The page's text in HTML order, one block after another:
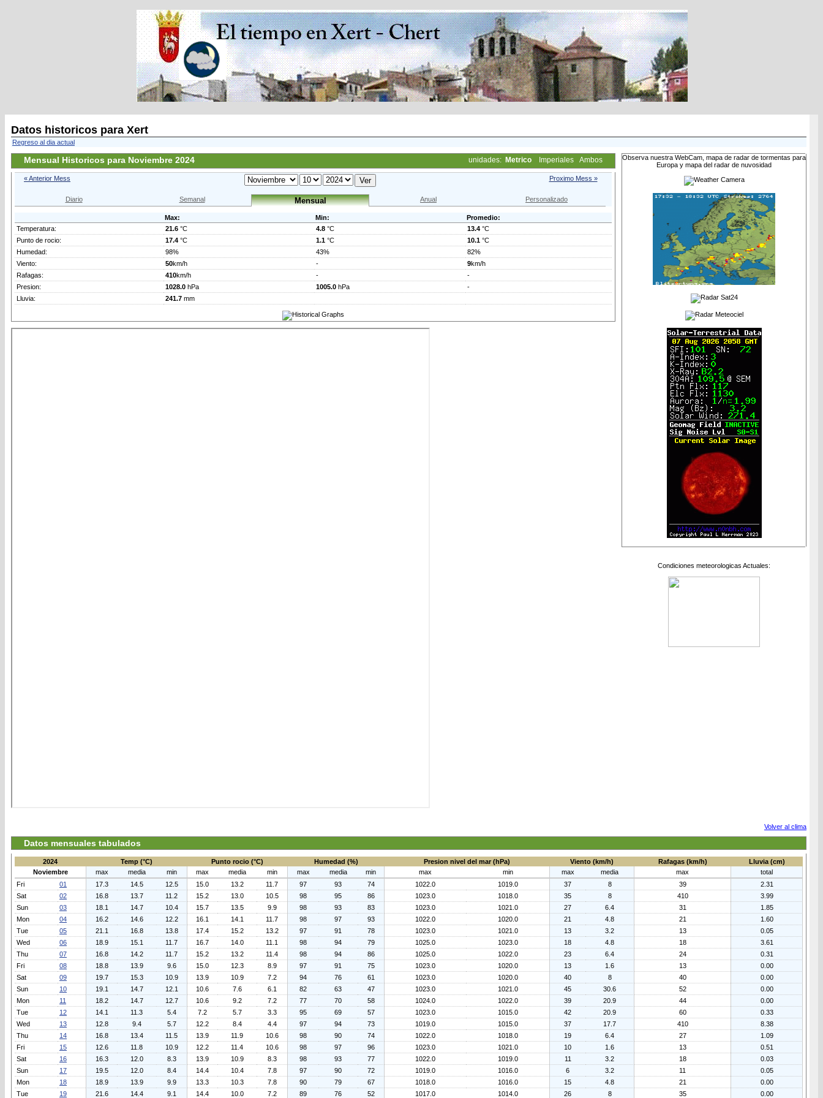
Datos historicos para Xert
Regreso al dia actual
Mensual Historicos para Noviembre 2024 unidades: Metrico Imperiales Ambos
« Anterior Mess Proximo Mess »
Diario Semanal Mensual Anual Personalizado
Max: Min:
Promedio:
Temperatura:
21.6 °C 4.8 °C 13.4 °C
Punto de rocio:
17.4 °C 1.1 °C 10.1 °C
Humedad:
98% 43%
82%
Viento:
50km/h - 9km/h
Rafagas:
410km/h -
-
Presion:
1028.0 hPa 1005.0 hPa
-
Lluvia:
241.7 mm
Observa nuestra WebCam, mapa de radar de tormentas para
Europa y mapa del radar de nuvosidad
Condiciones meteorologicas Actuales:
Volver al clima
Datos mensuales tabulados
2024 Temp (°C) Punto rocio (°C) Humedad (%) Presion nivel del mar (hPa) Viento (km/h) Rafagas (km/h)
Lluvia (cm)
Noviembre
max media min max media min max media min max min max media max
total
Fri
01 17.3 14.5 12.5 15.0 13.2 11.7 97 93 74 1022.0 1019.0 37 8 39
2.31
Sat
02 16.8 13.7 11.2 15.2 13.0 10.5 98 95 86 1023.0 1018.0 35 8 410
3.99
Sun
03 18.1 14.7 10.4 15.7 13.5 9.9 98 93 83 1023.0 1021.0 27 6.4 31
1.85
Mon
04 16.2 14.6 12.2 16.1 14.1 11.7 98 97 93 1022.0 1020.0 21 4.8 21
1.60
Tue
05 21.1 16.8 13.8 17.4 15.2 13.2 97 91 78 1023.0 1021.0 13 3.2 13
0.05
Wed
06 18.9 15.1 11.7 16.7 14.0 11.1 98 94 79 1025.0 1023.0 18 4.8 18
3.61
Thu
07 16.8 14.2 11.7 15.2 13.2 11.4 98 94 86 1025.0 1022.0 23 6.4 24
0.31
Fri
08 18.8 13.9 9.6 15.0 12.3 8.9 97 91 75 1023.0 1020.0 13 1.6 13
0.00
Sat
09 19.7 15.3 10.9 13.9 10.9 7.2 94 76 61 1023.0 1020.0 40 8 40
0.00
Sun
10 19.1 14.7 12.1 10.6 7.6 6.1 82 63 47 1023.0 1021.0 45 30.6 52
0.00
Mon
11 18.2 14.7 12.7 10.6 9.2 7.2 77 70 58 1024.0 1022.0 39 20.9 44
0.00
Tue
12 14.1 11.3 5.4 7.2 5.7 3.3 95 69 57 1023.0 1015.0 42 20.9 60
0.33
Wed
13 12.8 9.4 5.7 12.2 8.4 4.4 97 94 73 1019.0 1015.0 37 17.7 410
8.38
Thu
14 16.8 13.4 11.5 13.9 11.9 10.6 98 90 74 1022.0 1018.0 19 6.4 27
1.09
Fri
15 12.6 11.8 10.9 12.2 11.4 10.6 98 97 96 1023.0 1021.0 10 1.6 13
0.51
Sat
16 16.3 12.0 8.3 13.9 10.9 8.3 98 93 77 1022.0 1019.0 11 3.2 18
0.03
Sun
17 19.5 12.0 8.4 14.4 10.4 7.8 97 90 72 1019.0 1016.0 6 3.2 11
0.05
Mon
18 18.9 13.9 9.9 13.3 10.3 7.8 90 79 67 1018.0 1016.0 15 4.8 21
0.00
Tue
19 21.6 14.4 9.1 14.4 10.0 7.2 89 76 52 1017.0 1014.0 26 8 35 0.00